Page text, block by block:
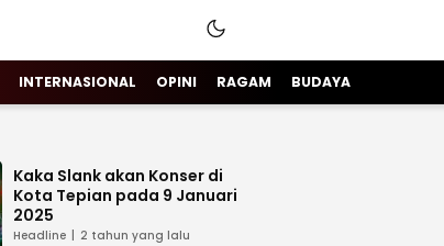
INTERNASIONAL OPINI RAGAM BUDAYA
Kaka Slank akan Konser di
Kota Tepian pada 9 Januari
2025
Headline 2 tahun yang lalu